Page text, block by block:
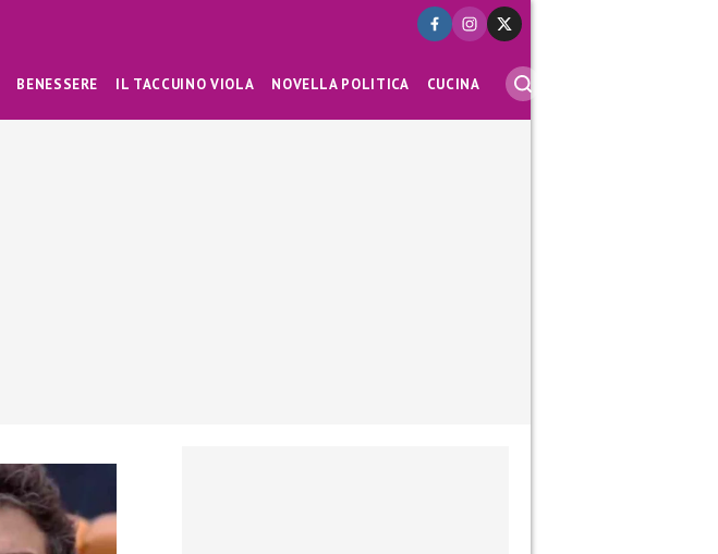
BENESSERE IL TACCUINO VIOLA NOVELLA POLITICA CUCINA